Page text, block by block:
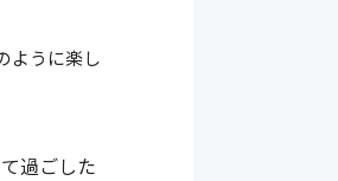
ように楽し
過ごした